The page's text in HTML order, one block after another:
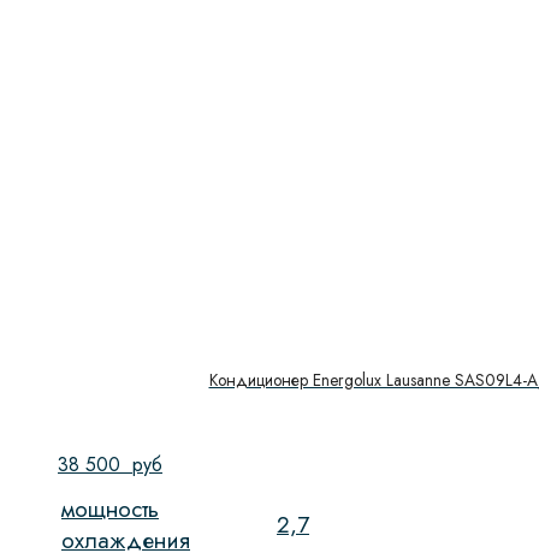
Кондиционер Energolux Lausanne SAS09L4-
38 500 руб
мощность
охлаждения
2,7